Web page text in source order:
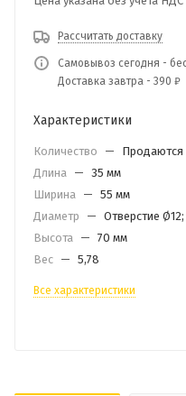
Рассчитать доставку
Самовывоз сегодня -
Доставка завтра - 390 ₽
Характеристики
Количество —
Продаются
Длина — 35 мм
Ширина — 55 мм
Диаметр
— Отверстие Ø12;
Высота — 70 мм
Вес — 5,78
Все характеристики